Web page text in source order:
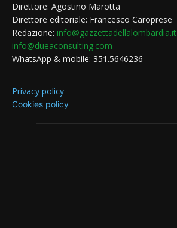
Direttore: Agostino Marotta
Direttore editoriale: Francesco Caroprese
Redazione: info@gazzettadellalombardia.it
info@dueaconsulting.com
WhatsApp & mobile: 351.5646236
Privacy policy
Cookies policy